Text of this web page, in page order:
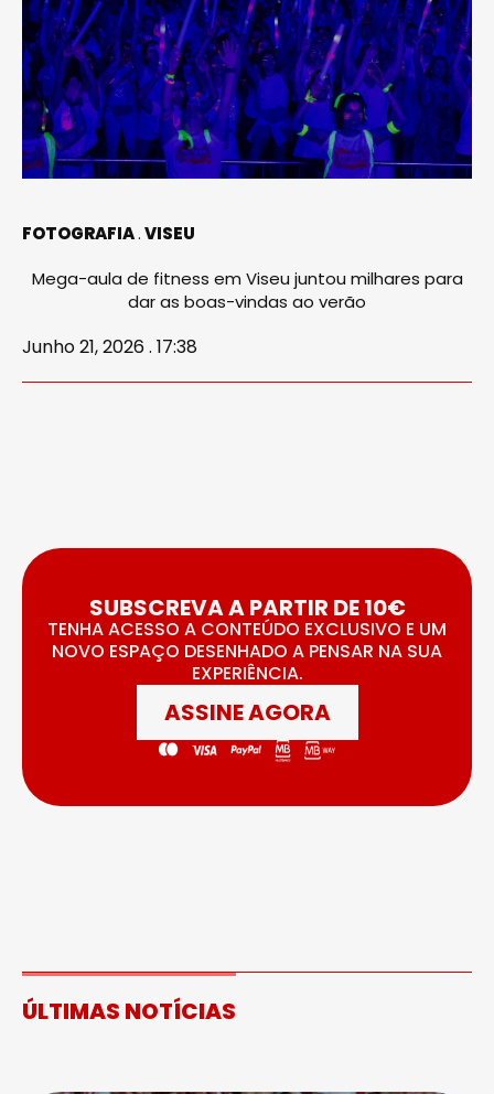
FOTOGRAFIA VISEU
Mega-aula de fitness em Viseu juntou milhares para
dar as boas-vindas ao verão
Junho 21, 2026 . 17:38
SUBSCREVA A PARTIR DE 10€
TENHA ACESSO A CONTEÚDO EXCLUSIVO E UM
NOVO ESPAÇO DESENHADO A PENSAR NA SUA
EXPERIÊNCIA.
ASSINE AGORA
ÚLTIMAS NOTÍCIAS